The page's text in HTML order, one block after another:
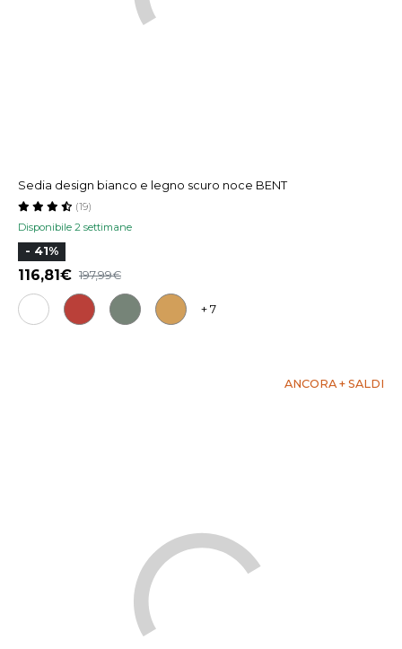
Sedia design bianco e legno scuro noce BENT
Disponibile 2 settimane
(19)
- 41%
116,81 197,99
+ 7
ANCORA + SALDI